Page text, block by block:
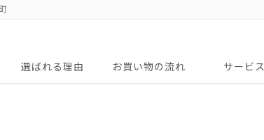
選ばれる理由 お買い物の流れ サービス